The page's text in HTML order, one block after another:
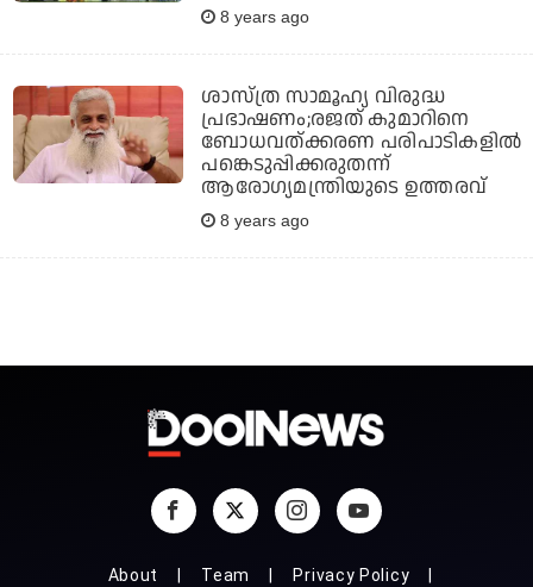
8 years ago
ശാസ്ത്ര സാമൂഹ്യ വിരുദ്ധ
പ്രഭാഷണം;രജത് കുമാറിനെ
ബോധവത്ക്കരണ പരിപാടികളില്‍
പങ്കെടുപ്പിക്കരുതന്ന്
ആരോഗ്യമന്ത്രിയുടെ ഉത്തരവ്
8 years ago
About Team Privacy Policy